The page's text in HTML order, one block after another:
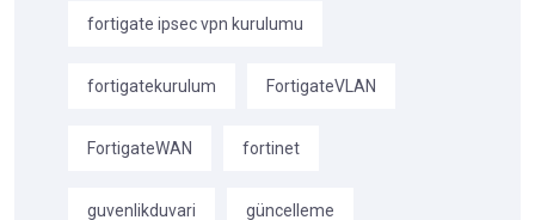
fortigate ipsec vpn kurulumu
fortigatekurulum FortigateVLAN
FortigateWAN fortinet
guvenlikduvari güncelleme